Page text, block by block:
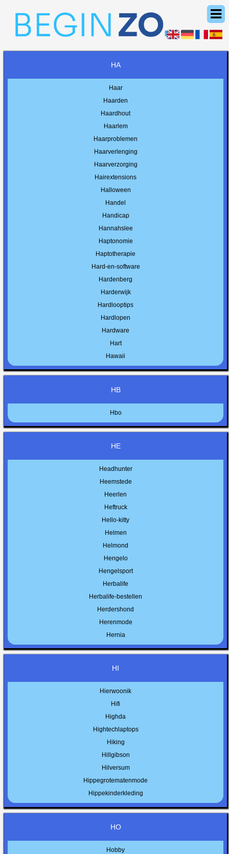
HA
Haar
Haarden
Haardhout
Haarlem
Haarproblemen
Haarverlenging
Haarverzorging
Hairextensions
Halloween
Handel
Handicap
Hannahslee
Haptonomie
Haptotherapie
Hard-en-software
Hardenberg
Harderwijk
Hardlooptips
Hardlopen
Hardware
Hart
Hawaii
HB
Hbo
HE
Headhunter
Heemstede
Heerlen
Heftruck
Hello-kitty
Helmen
Helmond
Hengelo
Hengelsport
Herbalife
Herbalife-bestellen
Herdershond
Herenmode
Hernia
HI
Hierwoonik
Hifi
Highda
Hightechlaptops
Hiking
Hillgibson
Hilversum
Hippegrotematenmode
Hippekinderkleding
HO
Hobby